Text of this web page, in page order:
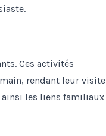
Ces activités
rendant leur visite
ainsi les liens familiaux